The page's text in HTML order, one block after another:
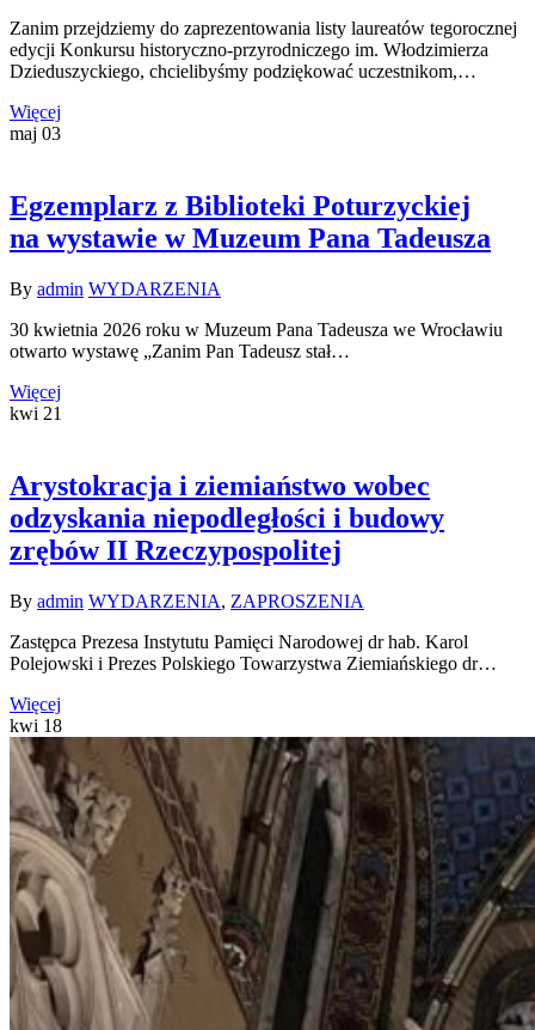
Zanim przejdziemy do zaprezentowania listy laureatów tegorocznej
edycji Konkursu historyczno-przyrodniczego im. Włodzimierza
Dzieduszyckiego, chcielibyśmy podziękować uczestnikom,…
Więcej
maj 03
Egzemplarz z Biblioteki Poturzyckiej
na wystawie w Muzeum Pana Tadeusza
By admin WYDARZENIA
30 kwietnia 2026 roku w Muzeum Pana Tadeusza we Wrocławiu
otwarto wystawę „Zanim Pan Tadeusz stał…
Więcej
kwi 21
Arystokracja i ziemiaństwo wobec
odzyskania niepodległości i budowy
zrębów II Rzeczypospolitej
By admin WYDARZENIA, ZAPROSZENIA
Zastępca Prezesa Instytutu Pamięci Narodowej dr hab. Karol
Polejowski i Prezes Polskiego Towarzystwa Ziemiańskiego dr…
Więcej
kwi 18